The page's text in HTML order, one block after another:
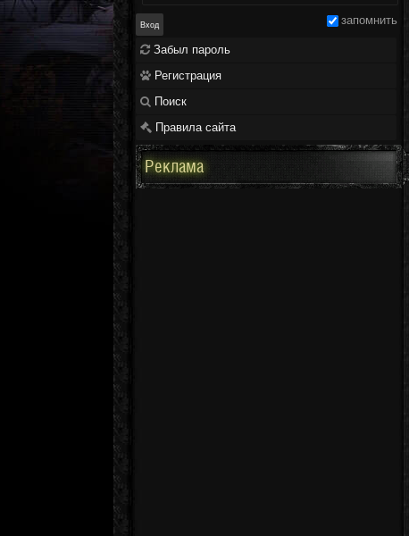
запомнить
Забыл пароль
Регистрация
Поиск
Правила сайта
Реклама